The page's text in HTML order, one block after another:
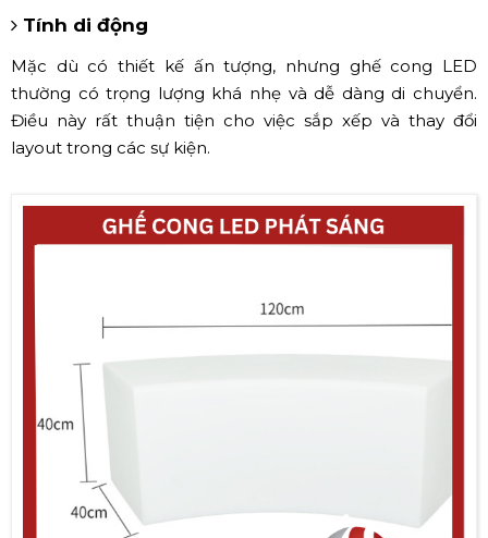
Tính di động
Mặc dù có thiết kế ấn tượng, nhưng ghế cong LED
thường có trọng lượng khá nhẹ và dễ dàng di chuyển.
Điều này rất thuận tiện cho việc sắp xếp và thay đổi
layout trong các sự kiện.